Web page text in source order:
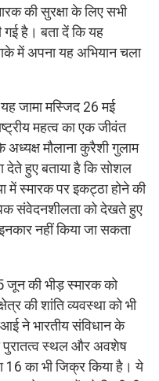
की सुरक्षा के लिए सभी
है। बता दें कि यह
में अपना यह अभियान चला
जामा मस्जिद 26 मई
महत्व का एक जीवंत
मौलाना कुरैशी गुलाम
देते हुए बताया है कि सोशल
में स्मारक पर इकट्ठा होने की
संवेदनशीलता को देखते हुए
नहीं किया जा सकता
जून की भीड़ स्मारक को
की शांति व्यवस्था को भी
ने भारतीय संविधान के
पुरातत्व स्थल और अवशेष
16 का भी जिक्र किया है। ये